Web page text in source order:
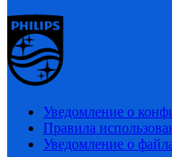
Уведомление о
Правила
Уведомление о